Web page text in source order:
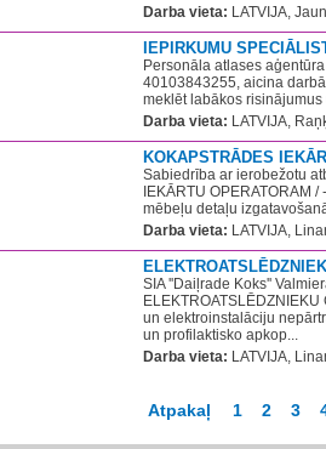
Darba vieta: LATVIJA,
IEPIRKUMU
Personāla atlases
40103843255, aicina
meklēt labākos
Darba vieta: LATVIJA,
KOKAPSTRĀDES
Sabiedrība ar ierobežotu
IEKĀRTU OPERATORAM
mēbeļu detaļu
Darba vieta: LATVIJA,
SIA ''Daiļrade Koks''
un elektroinstalāciju
un profilaktisko apkop...
Darba vieta: LATVIJA,
Atpakaļ 1 2 3